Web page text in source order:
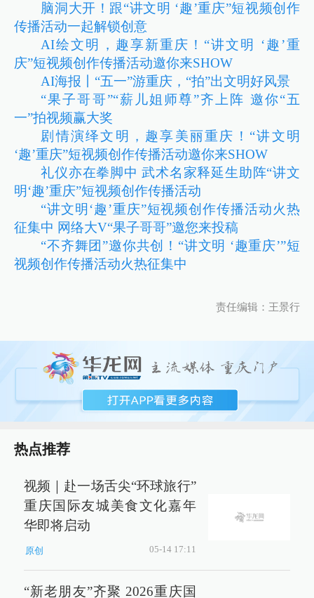
脑洞大开！跟“讲文明 ‘趣’重庆”短视频创作
传播活动一起解锁创意
AI绘文明，趣享新重庆！“讲文明 ‘趣’重
庆”短视频创作传播活动邀你来SHOW
AI海报丨“五一”游重庆，“拍”出文明好风景
“果子哥哥”“薪儿姐师尊”齐上阵 邀你“五
一”拍视频赢大奖
剧情演绎文明，趣享美丽重庆！“讲文明
‘趣’重庆”短视频创作传播活动邀你来SHOW
礼仪亦在拳脚中 武术名家释延生助阵“讲文
明‘趣’重庆”短视频创作传播活动
“讲文明‘趣’重庆”短视频创作传播活动火热
征集中 网络大V“果子哥哥”邀您来投稿
“不齐舞团”邀你共创！“讲文明 ‘趣重庆’”短
视频创作传播活动火热征集中
责任编辑：王景行
热点推荐
视频｜赴一场舌尖“环球旅行”
重庆国际友城美食文化嘉年
华即将启动
原创 05-14 17:11
“新老朋友”齐聚 2026重庆国